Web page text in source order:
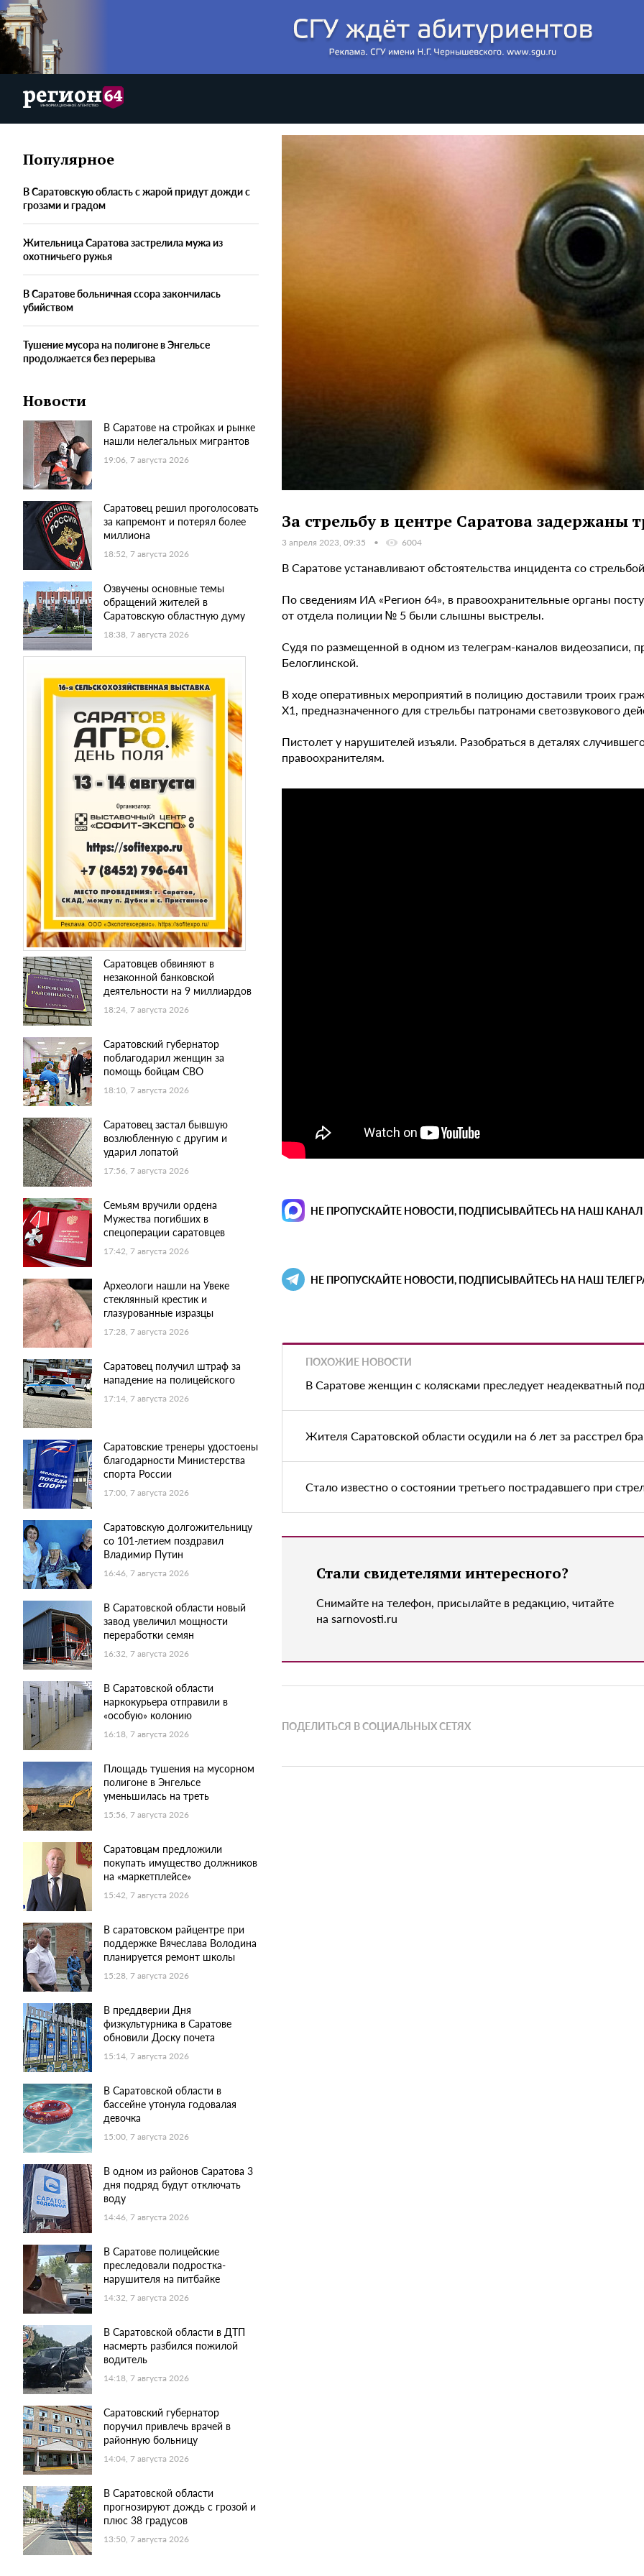
Популярное
В Саратовскую область с жарой придут дожди с
грозами и градом
Жительница Саратова застрелила мужа из
охотничьего ружья
В Саратове больничная ссора закончилась
убийством
Тушение мусора на полигоне в Энгельсе
продолжается без перерыва
Новости
В Саратове на стройках и рынке
нашли нелегальных мигрантов
19:06, 7 августа 2026
Саратовец решил проголосовать
за капремонт и потерял более
миллиона
18:52, 7 августа 2026
Озвучены основные темы
обращений жителей в
Саратовскую областную думу
18:38, 7 августа 2026
Саратовцев обвиняют в
незаконной банковской
деятельности на 9 миллиардов
18:24, 7 августа 2026
Саратовский губернатор
поблагодарил женщин за
помощь бойцам СВО
18:10, 7 августа 2026
Саратовец застал бывшую
возлюбленную с другим и
ударил лопатой
17:56, 7 августа 2026
Семьям вручили ордена
Мужества погибших в
спецоперации саратовцев
17:42, 7 августа 2026
Археологи нашли на Увеке
стеклянный крестик и
глазурованные изразцы
17:28, 7 августа 2026
Саратовец получил штраф за
нападение на полицейского
17:14, 7 августа 2026
Саратовские тренеры удостоены
благодарности Министерства
спорта России
17:00, 7 августа 2026
Саратовскую долгожительницу
со 101-летием поздравил
Владимир Путин
16:46, 7 августа 2026
В Саратовской области новый
завод увеличил мощности
переработки семян
16:32, 7 августа 2026
В Саратовской области
наркокурьера отправили в
«особую» колонию
16:18, 7 августа 2026
Площадь тушения на мусорном
полигоне в Энгельсе
уменьшилась на треть
15:56, 7 августа 2026
Саратовцам предложили
покупать имущество должников
на «маркетплейсе»
15:42, 7 августа 2026
В саратовском райцентре при
поддержке Вячеслава Володина
планируется ремонт школы
15:28, 7 августа 2026
В преддверии Дня
физкультурника в Саратове
обновили Доску почета
15:14, 7 августа 2026
В Саратовской области в
бассейне утонула годовалая
девочка
15:00, 7 августа 2026
В одном из районов Саратова 3
дня подряд будут отключать
воду
14:46, 7 августа 2026
В Саратове полицейские
преследовали подростка-
нарушителя на питбайке
14:32, 7 августа 2026
В Саратовской области в ДТП
насмерть разбился пожилой
водитель
14:18, 7 августа 2026
Саратовский губернатор
поручил привлечь врачей в
районную больницу
14:04, 7 августа 2026
В Саратовской области
прогнозируют дождь с грозой и
плюс 38 градусов
13:50, 7 августа 2026
За стрельбу в центре Саратова задержаны
3 апреля 2023, 09:35 6004
В Саратове устанавливают обстоятельства инцидента со
По сведениям ИА «Регион 64», в правоохранительные органы
от отдела полиции № 5 были слышны выстрелы.
Судя по размещенной в одном из телеграм-каналов видеозаписи,
Белоглинской.
В ходе оперативных мероприятий в полицию доставили троих
X1, предназначенного для стрельбы патронами светозвукового
Пистолет у нарушителей изъяли. Разобраться в деталях
правоохранителям.
НЕ ПРОПУСКАЙТЕ НОВОСТИ, ПОДПИСЫВАЙТЕСЬ НА НАШ КАНАЛ
НЕ ПРОПУСКАЙТЕ НОВОСТИ, ПОДПИСЫВАЙТЕСЬ НА НАШ
ПОХОЖИЕ НОВОСТИ
В Саратове женщин с колясками преследует неадекватный
Жителя Саратовской области осудили на 6 лет за расстрел
Стало известно о состоянии третьего пострадавшего при
Стали свидетелями интересного?
Снимайте на телефон, присылайте в редакцию, читайте
на sarnovosti.ru
ПОДЕЛИТЬСЯ В СОЦИАЛЬНЫХ СЕТЯХ